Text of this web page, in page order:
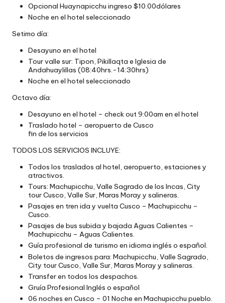
Opcional Huaynapicchu ingreso $10.00dólares
Noche en el hotel seleccionado
Setimo día:
Desayuno en el hotel
Tour valle sur: Tipon, Pikillaqta e Iglesia de
Andahuaylillas (08:40hrs.-14:30hrs)
Noche en el hotel seleccionado
Octavo día:
Desayuno en el hotel – check out 9:00am en el hotel
Traslado hotel – aeropuerto de Cusco
fin de los servicios
TODOS LOS SERVICIOS INCLUYE:
Todos los traslados al hotel, aeropuerto, estaciones y
atractivos.
Tours: Machupicchu, Valle Sagrado de los Incas, City
tour Cusco, Valle Sur, Maras Moray y salineras.
Pasajes en tren ida y vuelta Cusco – Machupicchu –
Cusco.
Pasajes de bus subida y bajada Aguas Calientes –
Machupicchu – Aguas Calientes.
Guía profesional de turismo en idioma inglés o español.
Boletos de ingresos para: Machupicchu, Valle Sagrado,
City tour Cusco, Valle Sur, Maras Moray y salineras.
Transfer en todos los despachos.
Gruía Profesional Inglés o español
06 noches en Cusco – 01 Noche en Machupicchu pueblo.